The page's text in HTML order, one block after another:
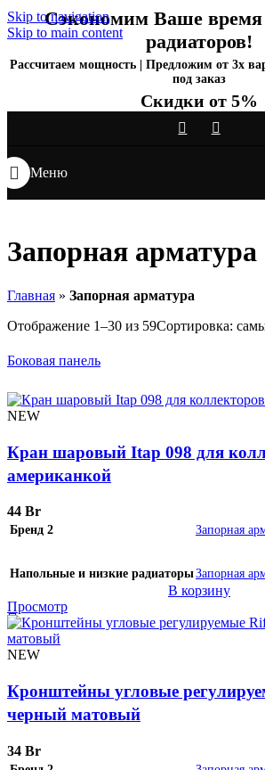
Skip to navigation
Skip to main content
Сэкономим Ваше время
радиаторов!
Рассчитаем мощность | Предложим от 3х
под заказ
Скидки от 5%
Меню
Запорная арматура
Главная » Запорная арматура
Отображение 1–30 из 59Сортировка:
Боковая панель
NEW
Кран шаровый Itap 098 для
американкой
44 Br
Бренд 2 Запорная
Напольные и низкие радиаторыЗапорная
В корзину
Просмотр
NEW
Кронштейны угловые
черный матовый
34 Br